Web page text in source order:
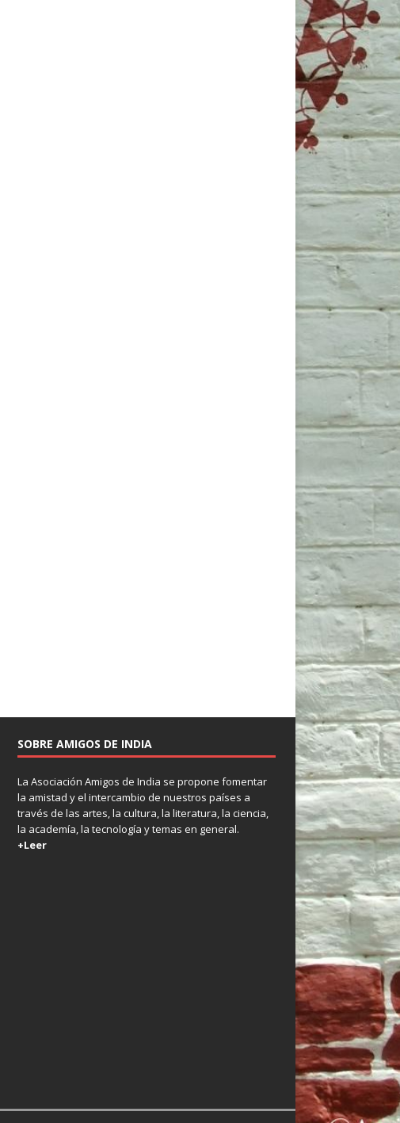
SOBRE AMIGOS DE INDIA
La Asociación Amigos de India se propone fomentar
la amistad y el intercambio de nuestros países a
través de las artes, la cultura, la literatura, la ciencia,
la academía, la tecnología y temas en general.
+Leer